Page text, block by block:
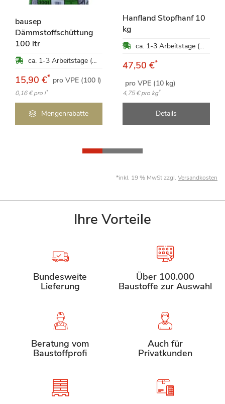
bausep
Dämmstoffschüttung
100 ltr
ca. 1-3 Arbeitstage (Mo-Fr)
15,90 €* pro VPE (100 l)
0,16 €pro l*
Mengenrabatte
Hanfland Stopfhanf 10
kg
ca. 1-3 Arbeitstage (Mo-Fr)
47,50 €*
pro VPE (10 kg)
4,75 €pro kg*
Details
*inkl. 19 % MwSt zzgl. Versandkosten
Ihre Vorteile
Bundesweite
Lieferung
Über 100.000
Baustoffe zur Auswahl
Beratung vom
Baustoffprofi
Auch für
Privatkunden